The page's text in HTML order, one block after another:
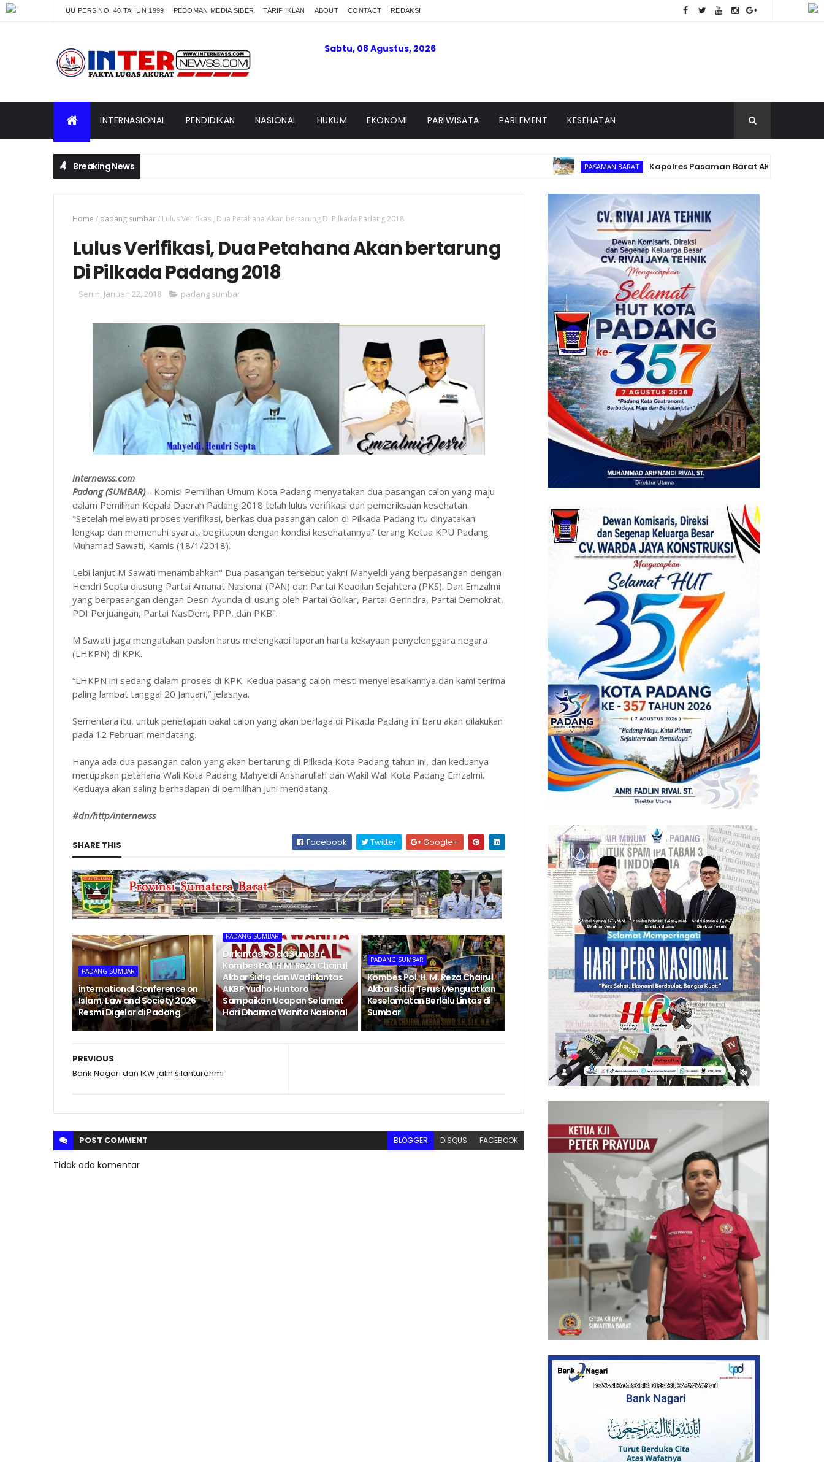
UU PERS NO. 40 TAHUN 1999 PEDOMAN MEDIA SIBER TARIF IKLAN ABOUT CONTACT REDAKSI
Sabtu, 08 Agustus, 2026
INTERNASIONAL PENDIDIKAN NASIONAL HUKUM EKONOMI PARIWISATA PARLEMENT KESEHATAN
Breaking News PASAMAN BARAT Kapolres Pasaman Barat AKBP Agung
Home / padang sumbar/ Lulus Verifikasi, Dua Petahana Akan bertarung Di Pilkada Padang 2018
Lulus Verifikasi, Dua Petahana Akan bertarung
Di Pilkada Padang 2018
Senin, Januari 22, 2018 padang sumbar
internewss.com
Padang (SUMBAR)- Komisi Pemilihan Umum Kota Padang menyatakan dua pasangan calon yang maju
dalam Pemilihan Kepala Daerah Padang 2018 telah lulus verifikasi dan pemeriksaan kesehatan.
"Setelah melewati proses verifikasi, berkas dua pasangan calon di Pilkada Padang itu dinyatakan
lengkap dan memenuhi syarat, begitupun dengan kondisi kesehatannya" terang Ketua KPU Padang
Muhamad Sawati, Kamis (18/1/2018).
Lebi lanjut M Sawati menambahkan" Dua pasangan tersebut yakni Mahyeldi yang berpasangan dengan
Hendri Septa diusung Partai Amanat Nasional (PAN) dan Partai Keadilan Sejahtera (PKS). Dan Emzalmi
yang berpasangan dengan Desri Ayunda di usung oleh Partai Golkar, Partai Gerindra, Partai Demokrat,
PDI Perjuangan, Partai NasDem, PPP, dan PKB".
M Sawati juga mengatakan paslon harus melengkapi laporan harta kekayaan penyelenggara negara
(LHKPN) di KPK.
“LHKPN ini sedang dalam proses di KPK. Kedua pasang calon mesti menyelesaikannya dan kami terima
paling lambat tanggal 20 Januari,” jelasnya.
Sementara itu, untuk penetapan bakal calon yang akan berlaga di Pilkada Padang ini baru akan dilakukan
pada 12 Februari mendatang.
Hanya ada dua pasangan calon yang akan bertarung di Pilkada Kota Padang tahun ini, dan keduanya
merupakan petahana Wali Kota Padang Mahyeldi Ansharullah dan Wakil Wali Kota Padang Emzalmi.
Keduaya akan saling berhadapan di pemilihan Juni mendatang.
#dn/http/internewss
SHARE THIS Facebook Twitter Google+
PADANG SUMBAR
international Conference on
Islam, Law and Society 2026
Resmi Digelar di Padang
PADANG SUMBAR
Dirlantas Polda Sumbar
Kombes Pol. H.M. Reza Chairul
Akbar Sidiq dan Wadirlantas
AKBP Yudho Huntoro
Sampaikan Ucapan Selamat
Hari Dharma Wanita Nasional
PADANG SUMBAR
Kombes Pol. H. M. Reza Chairul
Akbar Sidiq Terus Menguatkan
Keselamatan Berlalu Lintas di
Sumbar
PREVIOUS
Bank Nagari dan IKW jalin silahturahmi
POST COMMENT BLOGGER DISQUS FACEBOOK
Tidak ada komentar